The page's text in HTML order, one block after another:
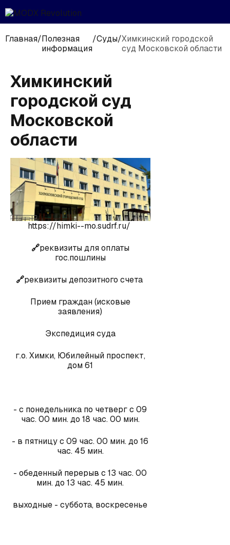
Главная/Полезная
информация
/Суды/Химкинский городской
суд Московской области
Химкинский
городской суд
Московской
области
https://himki--mo.sudrf.ru/
🔗реквизиты для оплаты
гос.пошлины
🔗реквизиты депозитного счета
Прием граждан (исковые
заявления)
Экспедиция суда
г.о. Химки, Юбилейный проспект,
дом 61
- с понедельника по четверг с 09
час. 00 мин. до 18 час. 00 мин.
- в пятницу с 09 час. 00 мин. до 16
час. 45 мин.
- обеденный перерыв с 13 час. 00
мин. до 13 час. 45 мин.
выходные - суббота, воскресенье